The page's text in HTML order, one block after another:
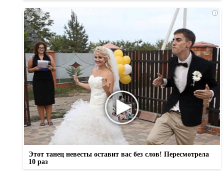
i
Этот танец невесты оставит вас без слов! Пересмотрела
10 раз